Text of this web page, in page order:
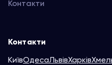
Контакти
Контакти
КиївОдесаЛьвівХарків